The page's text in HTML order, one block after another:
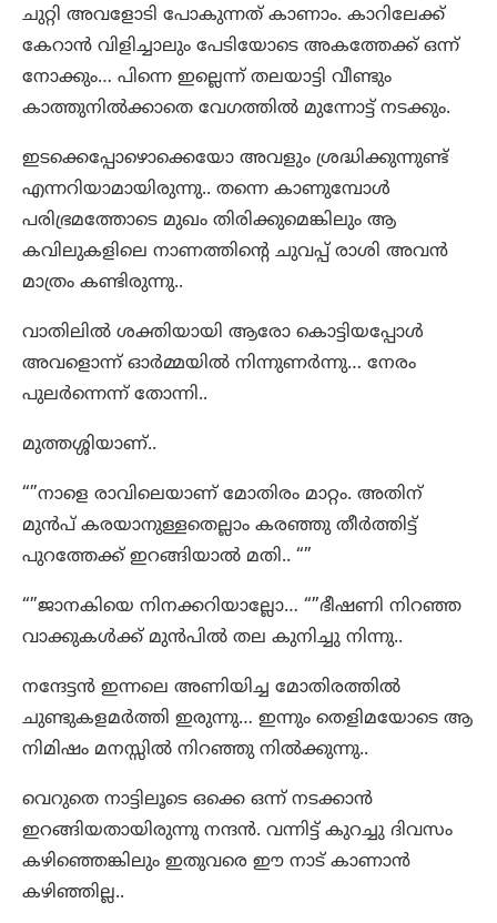
ചുറ്റി അവളോടി പോകുന്നത് കാണാം. കാറിലേക്ക്
കേറാൻ വിളിച്ചാലും പേടിയോടെ അകത്തേക്ക് ഒന്ന്
നോക്കും… പിന്നെ ഇല്ലെന്ന് തലയാട്ടി വീണ്ടും
കാത്തുനിൽക്കാതെ വേഗത്തിൽ മുന്നോട്ട് നടക്കും.
ഇടക്കെപ്പോഴൊക്കെയോ അവളും ശ്രദ്ധിക്കുന്നുണ്ട്
എന്നറിയാമായിരുന്നു.. തന്നെ കാണുമ്പോൾ
പരിഭ്രമത്തോടെ മുഖം തിരിക്കുമെങ്കിലും ആ
കവിലുകളിലെ നാണത്തിന്റെ ചുവപ്പ് രാശി അവൻ
മാത്രം കണ്ടിരുന്നു..
വാതിലിൽ ശക്തിയായി ആരോ കൊട്ടിയപ്പോൾ
അവളൊന്ന് ഓർമ്മയിൽ നിന്നുണർന്നു… നേരം
പുലർന്നെന്ന് തോന്നി..
മുത്തശ്ശിയാണ്..
“”നാളെ രാവിലെയാണ് മോതിരം മാറ്റം. അതിന്
മുൻപ് കരയാനുള്ളതെല്ലാം കരഞ്ഞു തീർത്തിട്ട്
പുറത്തേക്ക് ഇറങ്ങിയാൽ മതി.. “”
“”ജാനകിയെ നിനക്കറിയാല്ലോ… “”ഭീഷണി നിറഞ്ഞ
വാക്കുകൾക്ക് മുൻപിൽ തല കുനിച്ചു നിന്നു..
നന്ദേട്ടൻ ഇന്നലെ അണിയിച്ച മോതിരത്തിൽ
ചുണ്ടുകളമർത്തി ഇരുന്നു… ഇന്നും തെളിമയോടെ ആ
നിമിഷം മനസ്സിൽ നിറഞ്ഞു നിൽക്കുന്നു..
വെറുതെ നാട്ടിലൂടെ ഒക്കെ ഒന്ന് നടക്കാൻ
ഇറങ്ങിയതായിരുന്നു നന്ദൻ. വന്നിട്ട് കുറച്ചു ദിവസം
കഴിഞ്ഞെങ്കിലും ഇതുവരെ ഈ നാട് കാണാൻ
കഴിഞ്ഞില്ല..